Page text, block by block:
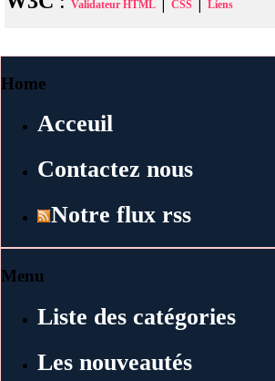
Validateur HTML CSS Liens
Home
Acceuil
Contactez nous
Notre flux rss
Menu
Liste des catégories
Les nouveautés